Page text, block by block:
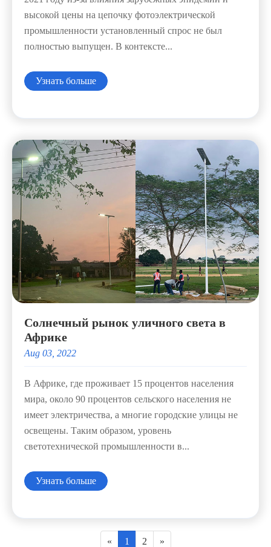
высокой цены на цепочку фотоэлектрической
промышленности установленный спрос не был
полностью выпущен. В контексте...
Узнать больше
Солнечный рынок уличного света в
Африке
Aug 03, 2022
В Африке, где проживает 15 процентов населения
мира, около 90 процентов сельского населения не
имеет электричества, а многие городские улицы не
освещены. Таким образом, уровень
светотехнической промышленности в...
Узнать больше
« 1 2 »